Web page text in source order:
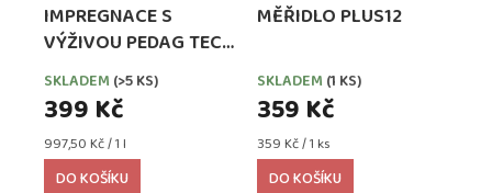
IMPREGNACE S
VÝŽIVOU PEDAG TECH
WATERPROOFER,
EXTRA SILNÁ
SKLADEM (>5 KS)
399 Kč
Měrná
cena:
997,50 Kč / 1 l
DO KOŠÍKU
MĚŘIDLO PLUS12
SKLADEM (1 KS)
359 Kč
Měrná
cena:
359 Kč / 1 ks
DO KOŠÍKU